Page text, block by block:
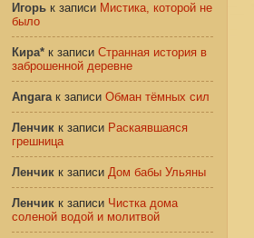
Игорь к записи Мистика, которой не
было
Кира* к записи Странная история в
заброшенной деревне
Angaraк записи Обман тёмных сил
Ленчик к записи Раскаявшаяся
грешница
Ленчик к записи Дом бабы Ульяны
Ленчик к записи Чистка дома
соленой водой и молитвой